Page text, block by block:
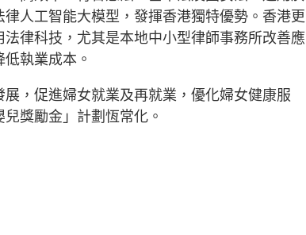
人工智能大模型，發揮香港獨特優勢。香港更
律科技，尤其是本地中小型律師事務所改善應
執業成本。
，促進婦女就業及再就業，優化婦女健康服
獎勵金」計劃恆常化。